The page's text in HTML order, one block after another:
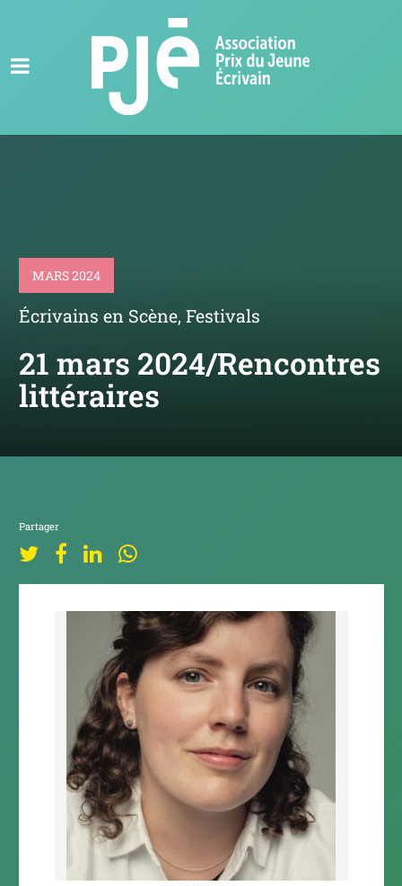
MARS 2024
Écrivains en Scène, Festivals
21 mars 2024/Rencontres
littéraires
Partager